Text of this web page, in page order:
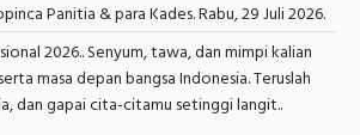
Panitia & para Kades. Rabu, 29 Juli 2026.
2026.. Senyum, tawa, dan mimpi kalian
masa depan bangsa Indonesia. Teruslah
dan gapai cita-citamu setinggi langit..